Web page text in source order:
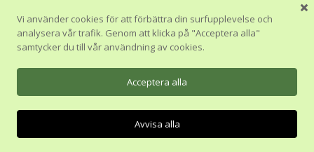
Vi använder cookies för att förbättra din surfupplevelse och
analysera vår trafik. Genom att klicka på "Acceptera alla"
samtycker du till vår användning av cookies.
Acceptera alla
Avvisa alla